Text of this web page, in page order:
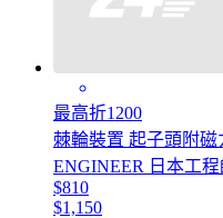
最高折1200
棘輪裝置 起子頭附
ENGINEER 日本工
$810
$1,150